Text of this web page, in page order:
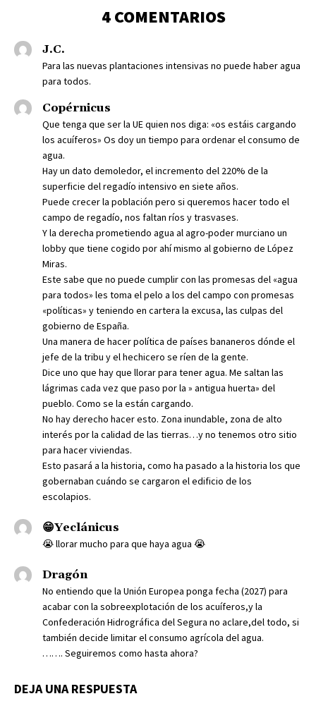
4 COMENTARIOS
J.C.
Para las nuevas plantaciones intensivas no puede haber agua
para todos.
Copérnicus
Que tenga que ser la UE quien nos diga: «os estáis cargando
los acuíferos» Os doy un tiempo para ordenar el consumo de
agua.
Hay un dato demoledor, el incremento del 220% de la
superficie del regadío intensivo en siete años.
Puede crecer la población pero si queremos hacer todo el
campo de regadío, nos faltan ríos y trasvases.
Y la derecha prometiendo agua al agro-poder murciano un
lobby que tiene cogido por ahí mismo al gobierno de López
Miras.
Este sabe que no puede cumplir con las promesas del «agua
para todos» les toma el pelo a los del campo con promesas
«políticas» y teniendo en cartera la excusa, las culpas del
gobierno de España.
Una manera de hacer política de países bananeros dónde el
jefe de la tribu y el hechicero se ríen de la gente.
Dice uno que hay que llorar para tener agua. Me saltan las
lágrimas cada vez que paso por la » antigua huerta» del
pueblo. Como se la están cargando.
No hay derecho hacer esto. Zona inundable, zona de alto
interés por la calidad de las tierras…y no tenemos otro sitio
para hacer viviendas.
Esto pasará a la historia, como ha pasado a la historia los que
gobernaban cuándo se cargaron el edificio de los
escolapios.
😁Yeclánicus
😭 llorar mucho para que haya agua 😭
Dragón
No entiendo que la Unión Europea ponga fecha (2027) para
acabar con la sobreexplotación de los acuíferos,y la
Confederación Hidrográfica del Segura no aclare,del todo, si
también decide limitar el consumo agrícola del agua.
……. Seguiremos como hasta ahora?
DEJA UNA RESPUESTA